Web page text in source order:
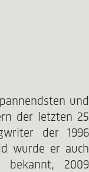
und
der letzten 25
der 1996
wurde er auch
bekannt, 2009